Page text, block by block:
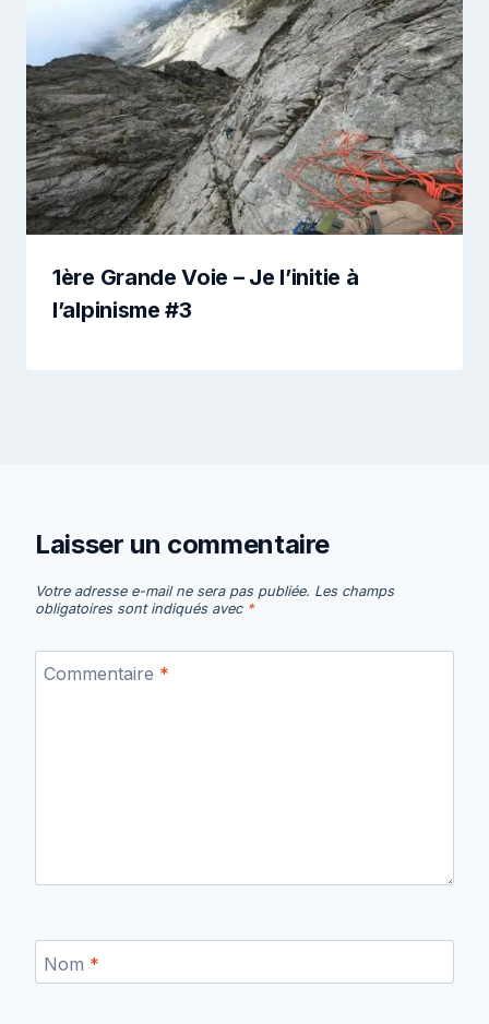
1ère Grande Voie – Je l’initie à
l’alpinisme #3
Laisser un commentaire
Votre adresse e-mail ne sera pas publiée. Les champs
obligatoires sont indiqués avec *
Commentaire *
Nom *